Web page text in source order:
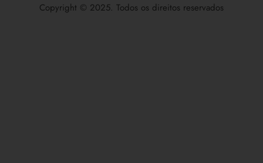
Copyright © 2025. Todos os direitos reservados